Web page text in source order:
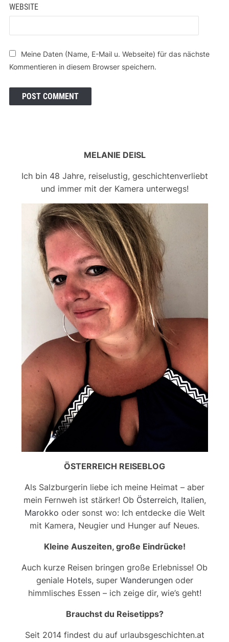
WEBSITE
Meine Daten (Name, E-Mail u. Webseite) für das nächste
Kommentieren in diesem Browser speichern.
MELANIE DEISL
Ich bin 48 Jahre, reiselustig, geschichtenverliebt
und immer mit der Kamera unterwegs!
ÖSTERREICH REISEBLOG
Als Salzburgerin liebe ich meine Heimat – aber
mein Fernweh ist stärker! Ob Österreich, Italien,
Marokko oder sonst wo: Ich entdecke die Welt
mit Kamera, Neugier und Hunger auf Neues.
Kleine Auszeiten, große Eindrücke!
Auch kurze Reisen bringen große Erlebnisse! Ob
geniale Hotels, super Wanderungenoder
himmlisches Essen – ich zeige dir, wie’s geht!
Brauchst du Reisetipps?
Seit 2014 findest du auf urlaubsgeschichten.at